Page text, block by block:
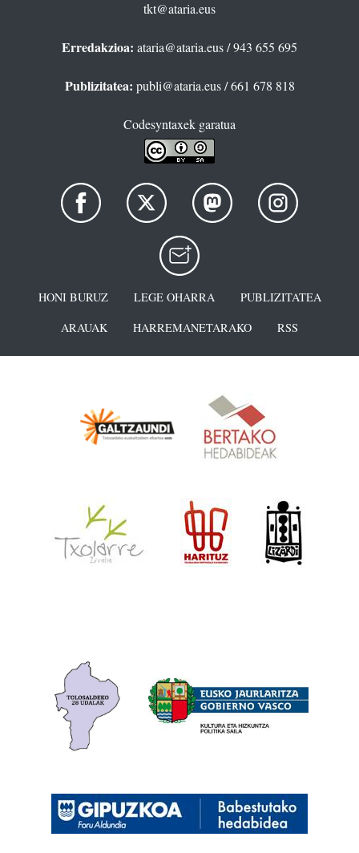
tkt@ataria.eus
Erredakzioa: ataria@ataria.eus/ 943 655 695
Publizitatea: publi@ataria.eus/ 661 678 818
Codesyntaxek garatua
HONI BURUZ LEGE OHARRA
PUBLIZITATEA
ARAUAK
HARREMANETARAKO RSS